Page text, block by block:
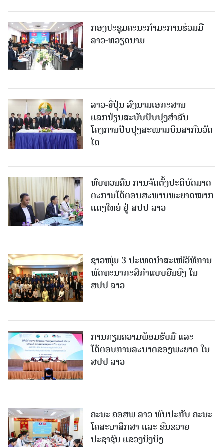
ກອງປະຊຸມຄະນະກຳມະການຮ່ວມມື
ລາວ-ຫວຽດນາມ
ລາວ-ຍີ່ປຸ່ນ ລົງນາມເອກະສານ
ແລກປ່ຽນສະບັບປັບປຸງສໍາລັບ
ໂຄງການປັບປຸງສະໜາມບິນສາກົນວັດ
ໄຕ
ທົບທວນຄືນ ການຈັດຕັ້ງປະຕິບັດມາດ
ຕະການໂຕ້ຕອບສະພາບພະຍາດໝາກ
ແດງໃຫຍ່ ຢູ່ ສປປ ລາວ
ຊາວໜຸ່ມ 3 ປະເທດນຳສະເໜີວິທີການ
ພັດທະນາກະສິກຳແບບຍືນຍົງ ໃນ
ສປປ ລາວ
ການກຽມຄວາມພ້ອມຮັບມື ແລະ
ໂຕ້ຕອບການລະບາດຂອງພະຍາດ ໃນ
ສປປ ລາວ
ຄະນະ ຄອສພ ລາວ ພົບປະກັບ ຄະນະ
ໂຄສະນາສຶກສາ ແລະ ຂົນຂວາຍ
ປະຊາຊົນ ແຂວງນິງບິງ